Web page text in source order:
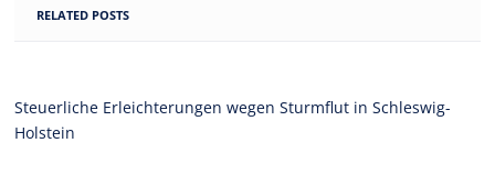
RELATED POSTS
Steuerliche Erleichterungen wegen Sturmflut in Schleswig-
Holstein